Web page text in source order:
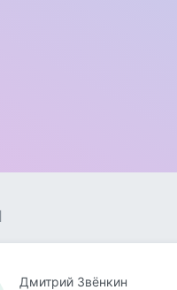
Дмитрий Звёнкин